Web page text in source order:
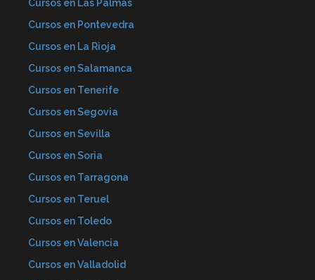
Cursos en Las Palmas
Cursos en Pontevedra
Cursos en La Rioja
Cursos en Salamanca
Cursos en Tenerife
Cursos en Segovia
Cursos en Sevilla
Cursos en Soria
Cursos en Tarragona
Cursos en Teruel
Cursos en Toledo
Cursos en Valencia
Cursos en Valladolid